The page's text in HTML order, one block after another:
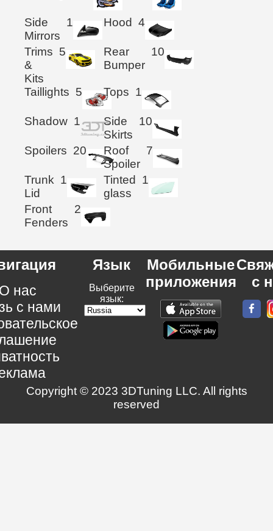
Side
Mirrors
1 Hood 4
Trims
&
Kits
5
Rear
Bumper
10
Taillights 5 Tops 1
Shadow 1
Side
Skirts
10
Spoilers 20
Roof
Spoiler
7
Trunk
Lid
1
Tinted
glass
1
Front
Fenders
2
нас
с нами
Язык
Выберите
язык:
Мобильные
приложения
с
Copyright © 2023 3DTuning LLC. All rights
reserved